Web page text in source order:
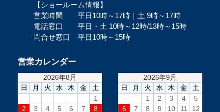
【ショールーム情報】
営業時間 平日10時～17時｜土 9時～17時
電話窓口 平日・土 10時～12時/13時～15時
問合せ窓口 平日10時～15時
営業カレンダー